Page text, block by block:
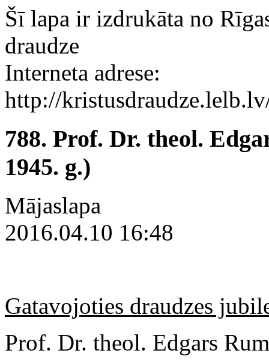
Šī lapa ir izdrukāta no
draudze
Interneta adrese:
http://
788. Prof. Dr. theol.
1945. g.)
Mājaslapa
2016.04.10 16:48
Gatavojoties draudzes
Prof. Dr. theol. Edgars